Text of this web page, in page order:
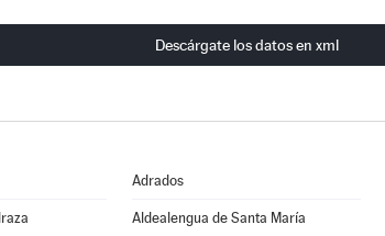
Descárgate los datos en xml
Adrados
Aldealengua de Santa María